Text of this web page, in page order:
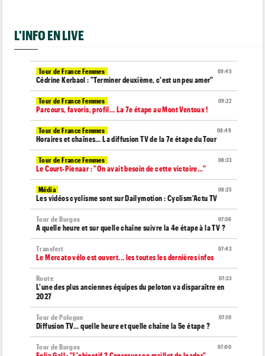
L'INFO EN LIVE
09:45
Tour de France Femmes
Cédrine Kerbaol : "Terminer deuxième, c'est un peu amer"
09:22
Tour de France Femmes
Parcours, favoris, profil… La 7e étape au Mont Ventoux !
08:49
Tour de France Femmes
Horaires et chaînes… La diffusion TV de la 7e étape du Tour
08:33
Tour de France Femmes
Le Court-Pienaar : "On avait besoin de cette victoire..."
08:25
Média
Les vidéos cyclisme sont sur Dailymotion : Cyclism'Actu TV
07:56
Tour de Burgos
A quelle heure et sur quelle chaîne suivre la 4e étape à la TV ?
07:43
Transfert
Le Mercato vélo est ouvert... les toutes les dernières infos
07:33
Route
L'une des plus anciennes équipes du peloton va disparaître en
2027
07:10
Tour de Pologne
Diffusion TV... quelle heure et quelle chaîne la 5e étape ?
07:00
Tour de Burgos